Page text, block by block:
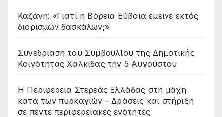
Καζάνη: «Γιατί η Βόρεια Εύβοια έμεινε εκτός
διορισμών δασκάλων;»
Συνεδρίαση του Συμβουλίου της Δημοτικής
Κοινότητας Χαλκίδας την 5 Αυγούστου
Η Περιφέρεια Στερεάς Ελλάδας στη μάχη
κατά των πυρκαγιών – Δράσεις και στήριξη
σε πέντε περιφερειακές ενότητες